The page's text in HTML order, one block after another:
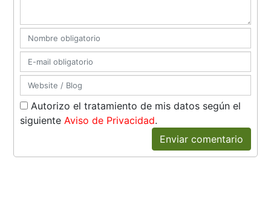
Autorizo el tratamiento de mis datos según el
siguienteAviso de Privacidad.
Enviar comentario